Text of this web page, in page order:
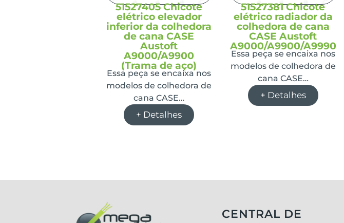
51527405 Chicote
elétrico elevador
inferior da colhedora
de cana CASE
Austoft
A9000/A9900
(Trama de aço)
Essa peça se encaixa nos
modelos de colhedora de
cana CASE…
+ Detalhes
51527381 Chicote
elétrico radiador da
colhedora de cana
CASE Austoft
A9000/A9900/A9990
Essa peça se encaixa nos
modelos de colhedora de
cana CASE…
+ Detalhes
CENTRAL DE